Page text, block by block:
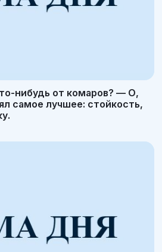
нибудь от комаров? — О,
самое лучшее: стойкость,